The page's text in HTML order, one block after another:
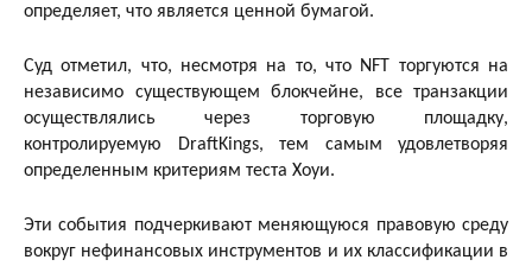
определяет, что является ценной бумагой.
Суд отметил, что, несмотря на то, что NFT торгуются на
независимо существующем блокчейне, все транзакции
осуществлялись через торговую площадку,
контролируемую DraftKings, тем самым удовлетворяя
определенным критериям теста Хоуи.
Эти события подчеркивают меняющуюся правовую среду
вокруг нефинансовых инструментов и их классификации в